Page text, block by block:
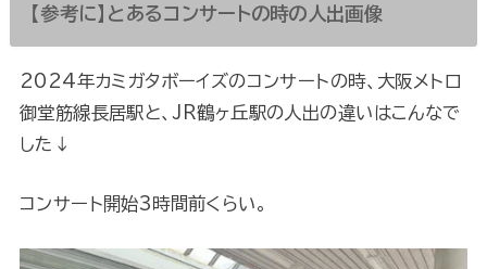
【参考に】とあるコンサートの時の人出画像
2024年カミガタボーイズのコンサートの時、大阪メトロ
御堂筋線長居駅と、JR鶴ヶ丘駅の人出の違いはこんなで
した↓
コンサート開始3時間前くらい。